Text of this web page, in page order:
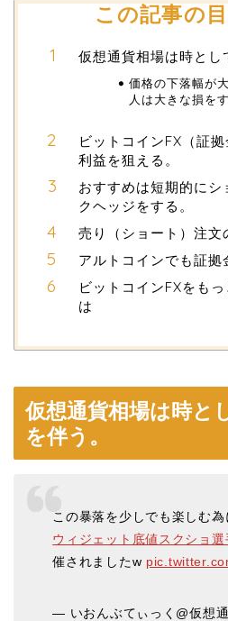
この記事の
仮想通貨相場は時とし
価格の下落幅が
人は大きな損を
ビットコインFX（証
利益を狙える。
おすすめは短期的にシ
クヘッジをする。
売り（ショート）注文
アルトコインでも証拠
ビットコインFXをも
は
仮想通貨相場は時と
を伴う。
この暴落を少しでも楽しむ為
ウィジェット底値スクショ選
催されましたw
— いおんぶてぃっく@仮想